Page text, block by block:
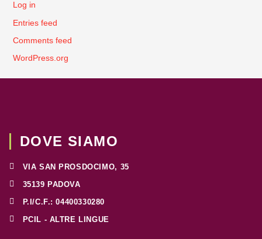
Log in
Entries feed
Comments feed
WordPress.org
DOVE SIAMO
VIA SAN PROSDOCIMO, 35
35139 PADOVA
P.I/C.F.: 04400330280
PCIL - ALTRE LINGUE